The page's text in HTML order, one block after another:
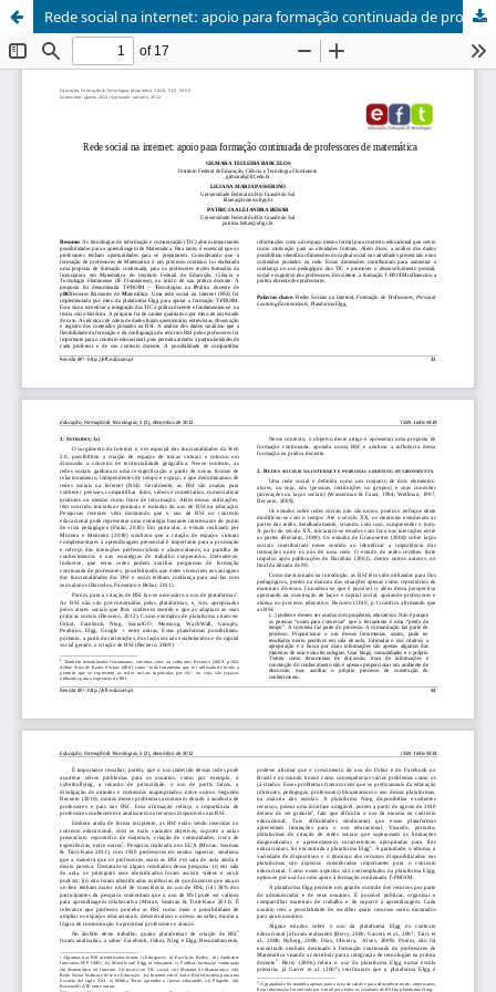
Rede social na internet: apoio para formação continuada de professores de matemática